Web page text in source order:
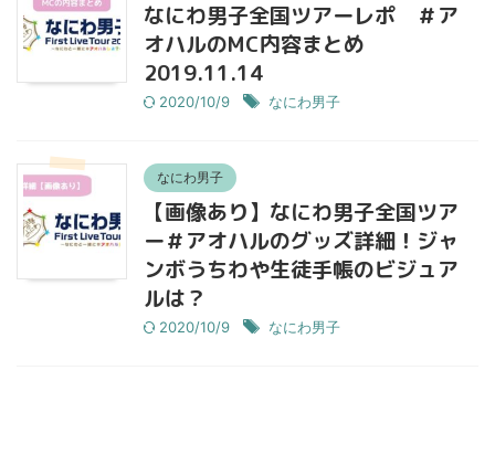
なにわ男子全国ツアーレポ ＃ア
オハルのMC内容まとめ
2019.11.14
2020/10/9 なにわ男子
なにわ男子
【画像あり】なにわ男子全国ツア
ー＃アオハルのグッズ詳細！ジャ
ンボうちわや生徒手帳のビジュア
ルは？
2020/10/9 なにわ男子